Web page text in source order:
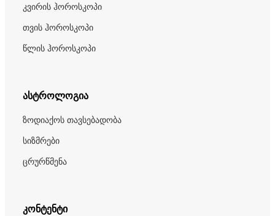
კვირის ჰოროსკოპი
თვის ჰოროსკოპი
წლის ჰოროსკოპი
ასტროლოგია
ზოდიაქოს თავსებადობა
სიზმრები
ცრურწმენა
კონტენტი